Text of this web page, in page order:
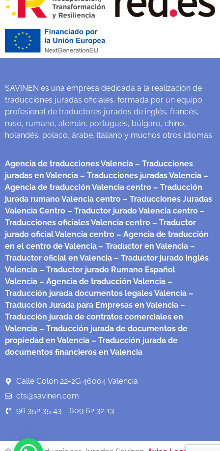
SAVINEN es una empresa dedicada a la realización de
traducciones juradas oficiales, formada por un equipo
profesional de traductores jurados de inglés, francés,
ruso, rumano, alemán, portugués, búlgaro, chino,
holandés, polaco, árabe, italiano y muchos otros idiomas
Agencia de traducciones Valencia – Traducciones
juradas en Valencia – Traducciones juradas Valencia –
Agencia de traducción Valencia centro – Traducción
jurada rumano Valencia centro – Traducciones Juradas
Valencia Centro – Traductor jurado Valencia centro –
Traducciones oficiales Valencia centro – Traductor
jurado oficial Valencia centro – Agencia de traducción
en el centro de Valencia – Traductor en Valencia –
Traductor oficial en Valencia – Traductor jurado inglés
Valencia – Traductor jurado Rumano Español
Valencia – Agencia de traducción Valencia –
Traducción jurada documentos legales Valencia –
Traducción Jurada para Empresas en Valencia –
Traducción jurada de contratos comerciales en
Valencia – Traducción jurada de documentos de
propiedad en Valencia – Traducción jurada de
documentos financieros en Valencia
Calle Colon 22-2G 46004 Valencia
cts@savinen.com
96 352 35 43 - 609 62 32 13